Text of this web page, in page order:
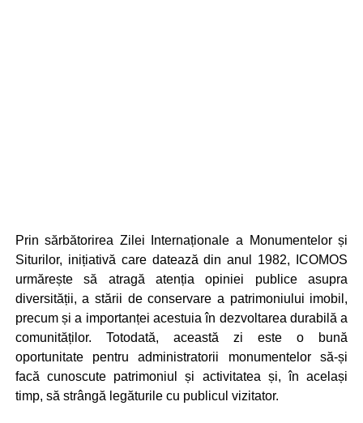
Prin sărbătorirea Zilei Internaționale a Monumentelor și
Siturilor, inițiativă care datează din anul 1982, ICOMOS
urmărește să atragă atenția opiniei publice asupra
diversității, a stării de conservare a patrimoniului imobil,
precum și a importanței acestuia în dezvoltarea durabilă a
comunităților. Totodată, această zi este o bună
oportunitate pentru administratorii monumentelor să-și
facă cunoscute patrimoniul și activitatea și, în același
timp, să strângă legăturile cu publicul vizitator.